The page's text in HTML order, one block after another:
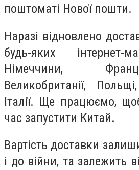
поштоматі Нової пошти.
Наразі відновлено
будь-яких інтернет-
Німеччини,
Великобританії,
Італії. Ще працюємо,
час запустити Китай.
Вартість доставки
і до війни, та залежить